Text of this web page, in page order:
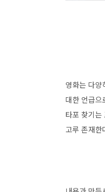
영화는 다
대한 언급으
타포 찾기는
고루 존재한